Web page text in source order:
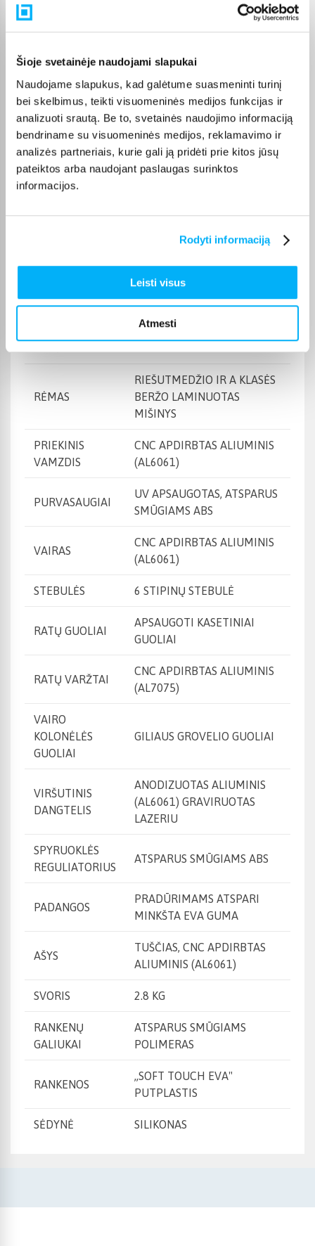
Šioje svetainėje naudojami slapukai
Naudojame slapukus, kad galėtume suasmeninti turinį
bei skelbimus, teikti visuomeninės medijos funkcijas ir
analizuoti srautą. Be to, svetainės naudojimo informaciją
bendriname su visuomeninės medijos, reklamavimo ir
analizės partneriais, kurie gali ją pridėti prie kitos jūsų
pateiktos arba naudojant paslaugas surinktos
informacijos.
Rodyti informaciją
Leisti visus
Atmesti
mokomės be baimės.
"Velio" sukurtas siekiant išmokyti vaikus
koordinacijos, pusiausvyros, dar prieš jiems pradėjus
abejoti savimi.
Pasinaudokite galimybe, leiskite vaikams tobulinti
Tapti profesionalu.
Tai susiję su fiziniu ir psichologiniu pasitikėjimu,
22CM
RĖMAS
RIEŠUTMEDŽIO IR A KLASĖS
BERŽO LAMINUOTAS
MIŠINYS
PRIEKINIS
VAMZDIS
CNC APDIRBTAS ALIUMINIS
(AL6061)
PURVASAUGIAI
UV APSAUGOTAS, ATSPARUS
SMŪGIAMS ABS
VAIRAS
CNC APDIRBTAS ALIUMINIS
(AL6061)
STEBULĖS 6 STIPINŲ STEBULĖ
RATŲ GUOLIAI
APSAUGOTI KASETINIAI
GUOLIAI
RATŲ VARŽTAI
CNC APDIRBTAS ALIUMINIS
(AL7075)
VAIRO
KOLONĖLĖS
GUOLIAI
GILIAUS GROVELIO GUOLIAI
VIRŠUTINIS
DANGTELIS
ANODIZUOTAS ALIUMINIS
(AL6061) GRAVIRUOTAS
LAZERIU
SPYRUOKLĖS
REGULIATORIUS
ATSPARUS SMŪGIAMS ABS
PADANGOS
PRADŪRIMAMS ATSPARI
MINKŠTA EVA GUMA
AŠYS
TUŠČIAS, CNC APDIRBTAS
ALIUMINIS (AL6061)
SVORIS 2.8 KG
RANKENŲ
GALIUKAI
ATSPARUS SMŪGIAMS
POLIMERAS
RANKENOS
,,SOFT TOUCH EVA"
PUTPLASTIS
SĖDYNĖ SILIKONAS